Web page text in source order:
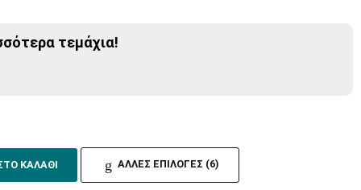
τεμάχια!
ΚΑΛΑΘΙ ΑΛΛΕΣ ΕΠΙΛΟΓΕΣ (6)